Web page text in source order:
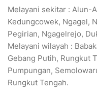
Melayani sekitar : Alun-
Kedungcowek, Ngagel,
Pegirian, Ngagelrejo,
Melayani wilayah :
Gebang Putih, Rungkut
Pumpungan,
Rungkut Tengah.